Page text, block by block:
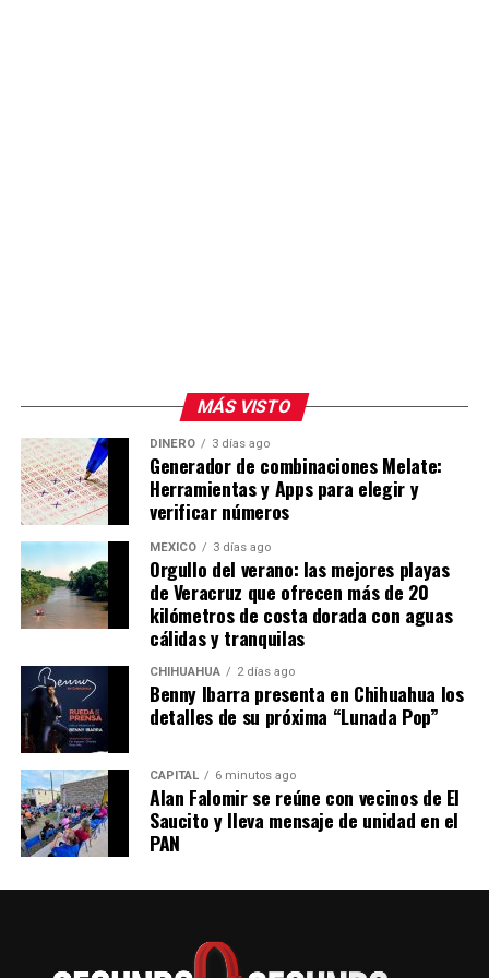
MÁS VISTO
DINERO 3 días ago
Generador de combinaciones Melate:
Herramientas y Apps para elegir y
verificar números
MÉXICO 3 días ago
Orgullo del verano: las mejores playas
de Veracruz que ofrecen más de 20
kilómetros de costa dorada con aguas
cálidas y tranquilas
CHIHUAHUA 2 días ago
Benny Ibarra presenta en Chihuahua los
detalles de su próxima “Lunada Pop”
CAPITAL 6 minutos ago
Alan Falomir se reúne con vecinos de El
Saucito y lleva mensaje de unidad en el
PAN